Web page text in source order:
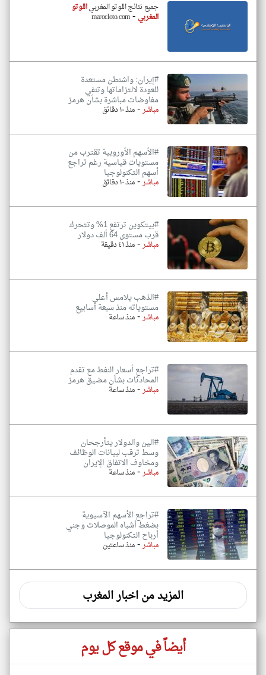
جميع نتائج اللوتو المغربياللوتو
المغربي -
marocloto.com
#إيران: واشنطن مستعدة
للعودة لالتزاماتها وتنفي
مفاوضات مباشرة بشأن هرمز
مباشر-منذ ١٠ دقائق
#الأسهم الأوروبية تقترب من
مستويات قياسية رغم تراجع
أسهم التكنولوجيا
مباشر-منذ ١٠ دقائق
#بيتكوين ترتفع 1% وتتحرك
قرب مستوى 64 ألف دولار
مباشر-منذ ٤١ دقيقة
#الذهب يلامس أعلى
مستوياته منذ سبعة أسابيع
مباشر-منذ ساعة
#تراجع أسعار النفط مع تقدم
المحادثات بشأن مضيق هرمز
مباشر-منذ ساعة
#الين والدولار يتأرجحان
وسط ترقب لبيانات الوظائف
ومخاوف الاتفاق الإيران
مباشر-منذ ساعة
#تراجع الأسهم الآسيوية
بضغط أشباه الموصلات وجني
أرباح التكنولوجيا
مباشر-منذ ساعتين
المزيد من اخبار المغرب
أيضاً في موقع كل يوم